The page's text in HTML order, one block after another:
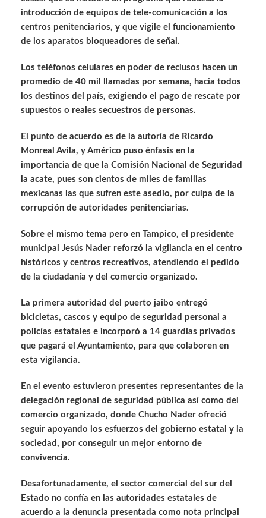
introducción de equipos de tele-comunicación a los
centros penitenciarios, y que vigile el funcionamiento
de los aparatos bloqueadores de señal.
Los teléfonos celulares en poder de reclusos hacen un
promedio de 40 mil llamadas por semana, hacia todos
los destinos del país, exigiendo el pago de rescate por
supuestos o reales secuestros de personas.
El punto de acuerdo es de la autoría de Ricardo
Monreal Avila, y Américo puso énfasis en la
importancia de que la Comisión Nacional de Seguridad
la acate, pues son cientos de miles de familias
mexicanas las que sufren este asedio, por culpa de la
corrupción de autoridades penitenciarias.
Sobre el mismo tema pero en Tampico, el presidente
municipal Jesús Nader reforzó la vigilancia en el centro
históricos y centros recreativos, atendiendo el pedido
de la ciudadanía y del comercio organizado.
La primera autoridad del puerto jaibo entregó
bicicletas, cascos y equipo de seguridad personal a
policías estatales e incorporó a 14 guardias privados
que pagará el Ayuntamiento, para que colaboren en
esta vigilancia.
En el evento estuvieron presentes representantes de la
delegación regional de seguridad pública así como del
comercio organizado, donde Chucho Nader ofreció
seguir apoyando los esfuerzos del gobierno estatal y la
sociedad, por conseguir un mejor entorno de
convivencia.
Desafortunadamente, el sector comercial del sur del
Estado no confía en las autoridades estatales de
acuerdo a la denuncia presentada como nota principal